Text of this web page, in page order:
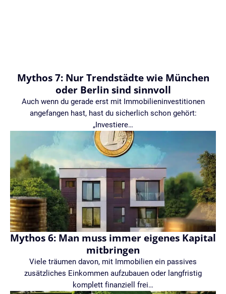
Mythos 7: Nur Trendstädte wie München
oder Berlin sind sinnvoll
Auch wenn du gerade erst mit Immobilieninvestitionen
angefangen hast, hast du sicherlich schon gehört:
„Investiere…
Mythos 6: Man muss immer eigenes Kapital
mitbringen
Viele träumen davon, mit Immobilien ein passives
zusätzliches Einkommen aufzubauen oder langfristig
komplett finanziell frei…